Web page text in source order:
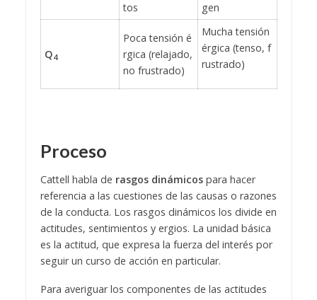
tos
gen
Q4
Poca tensión é
rgica (relajado,
no frustrado)
Mucha tensión
érgica (tenso, f
rustrado)
Proceso
Cattell habla de rasgos dinámicospara hacer
referencia a las cuestiones de las causas o razones
de la conducta. Los rasgos dinámicos los divide en
actitudes, sentimientos y ergios. La unidad básica
es la actitud, que expresa la fuerza del interés por
seguir un curso de acción en particular.
Para averiguar los componentes de las actitudes